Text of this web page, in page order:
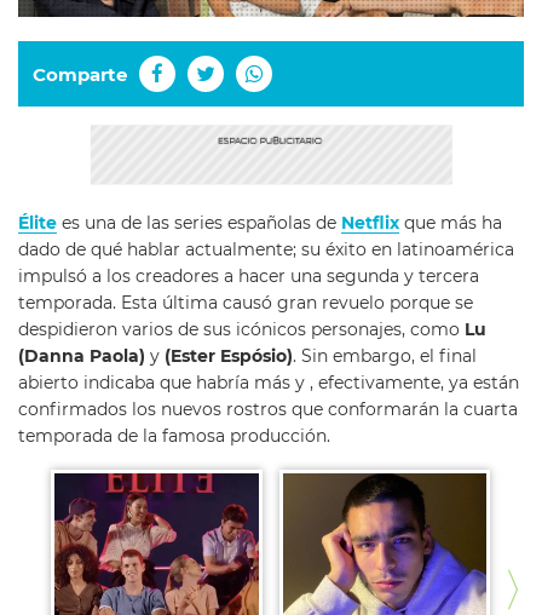
Comparte
Élite es una de las series españolas de Netflix que más ha
dado de qué hablar actualmente; su éxito en latinoamérica
impulsó a los creadores a hacer una segunda y tercera
temporada. Esta última causó gran revuelo porque se
despidieron varios de sus icónicos personajes, como Lu
(Danna Paola) y (Ester Espósio). Sin embargo, el final
abierto indicaba que habría más y , efectivamente, ya están
confirmados los nuevos rostros que conformarán la cuarta
temporada de la famosa producción.